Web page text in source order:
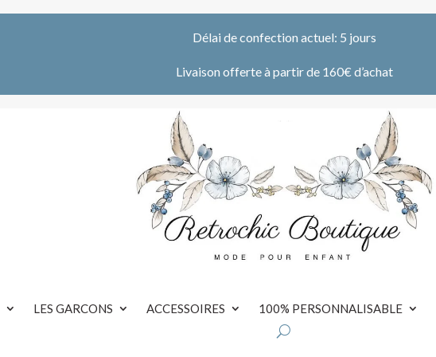
Délai de confection actuel: 5 jours
Livaison offerte à partir de 160€ d’achat
LES GARCONS ACCESSOIRES 100% PERSONNALISABLE